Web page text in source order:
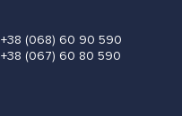
+38 (068) 60 90 590
+38 (067) 60 80 590